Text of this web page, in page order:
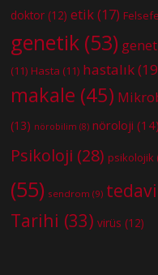
doktor (12) etik(17) Felsefe
genetik (53)
(11) Hasta (11) hastalık
makale (45)
(13) nörobilim (8) nöroloji (14)
Psikoloji (28) psikolojik
(55) sendrom (9) tedavi
Tarihi (33) virüs (12)